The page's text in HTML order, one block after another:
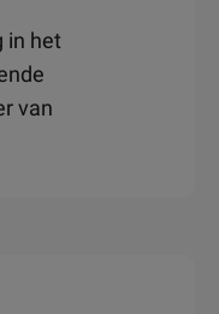
in het
van